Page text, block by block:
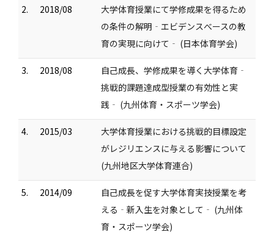
2. 2018/08
大学体育授業にて学修成果を得るため
の条件の解明‐エビデンスべースの教
育の実現に向けて‐ (日本体育学会)
3. 2018/08
自己成長、学修成果を導く大学体育‐
挑戦的課題達成型授業の有効性と実
践‐ (九州体育・スポーツ学会)
4. 2015/03
大学体育授業における挑戦的目標設定
がレジリエンスに与える影響について
(九州地区大学体育連合)
5. 2014/09
自己成長を促す大学体育実技授業を考
える‐新入生を対象として‐ (九州体
育・スポーツ学会)